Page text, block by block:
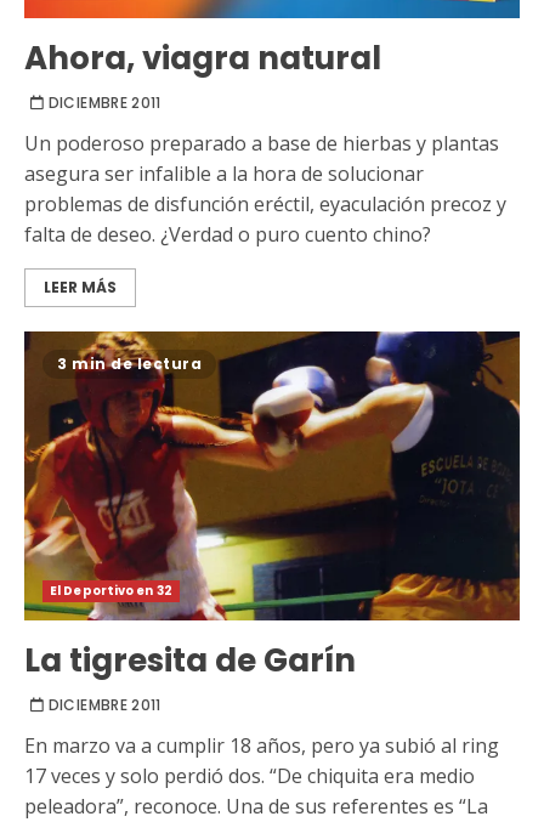
Ahora, viagra natural
DICIEMBRE 2011
Un poderoso preparado a base de hierbas y plantas
asegura ser infalible a la hora de solucionar
problemas de disfunción eréctil, eyaculación precoz y
falta de deseo. ¿Verdad o puro cuento chino?
LEER MÁS
3 min de lectura
El Deportivo en 32
La tigresita de Garín
DICIEMBRE 2011
En marzo va a cumplir 18 años, pero ya subió al ring
17 veces y solo perdió dos. “De chiquita era medio
peleadora”, reconoce. Una de sus referentes es “La